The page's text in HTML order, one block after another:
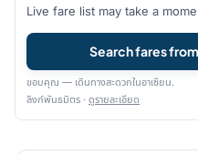
Live fare list may take a
Search fares
ขอบคุณ — เดินทางสะดวกในอาเซียน.
ลิงก์พันธมิตร · ดูรายละเอียด